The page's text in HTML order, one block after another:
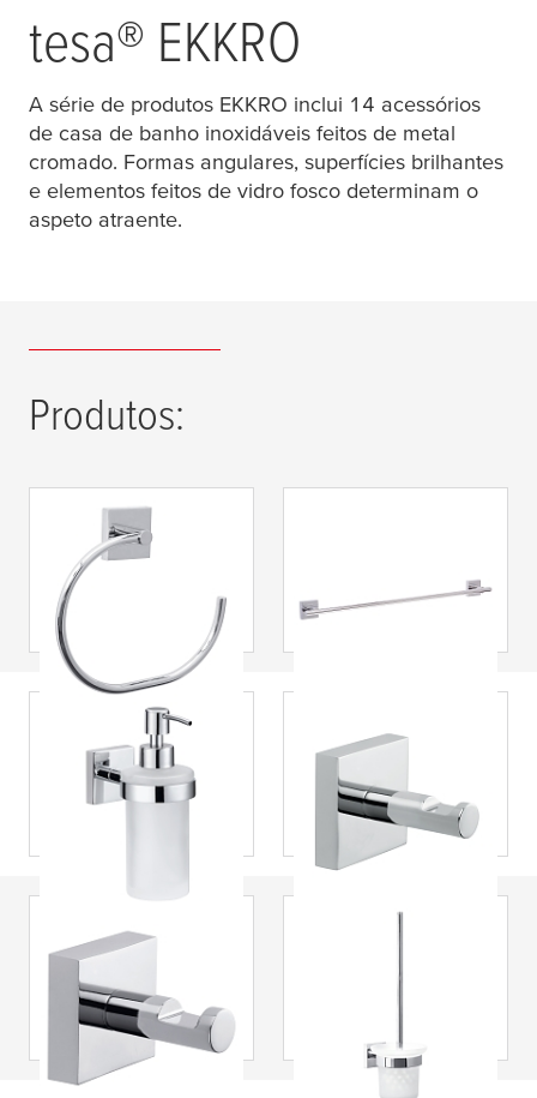
tesa® EKKRO
A série de produtos EKKRO inclui 14 acessórios
de casa de banho inoxidáveis feitos de metal
cromado. Formas angulares, superfícies brilhantes
e elementos feitos de vidro fosco determinam o
aspeto atraente.
Produtos:
® Argola para
toalha, cromada,
autoadesiva Ekkro
autoadesiva Ekkro
tesa® Dispensador
de sabão,
cromado, vidro
tesa® Gancho para
roupão, cromado,
autoadesivo Ekkro
tesa® Gancho para
toalha, cromado,
autoadesivo Ekkro